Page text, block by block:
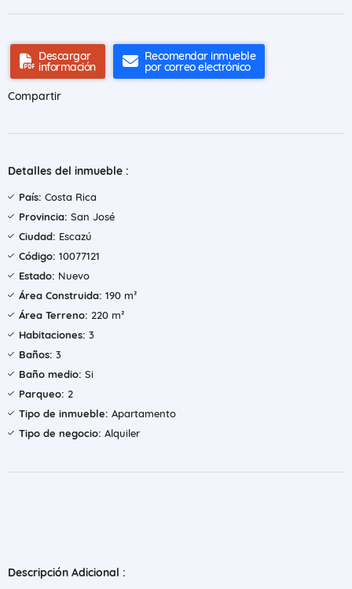
Descargar
información
Recomendar inmueble
por correo electrónico
Compartir
Detalles del inmueble :
País: Costa Rica
Provincia: San José
Ciudad: Escazú
Código: 10077121
Estado: Nuevo
Área Construida: 190 m²
Área Terreno: 220 m²
Habitaciones: 3
Baños: 3
Baño medio: Si
Parqueo: 2
Tipo de inmueble: Apartamento
Tipo de negocio: Alquiler
Descripción Adicional :